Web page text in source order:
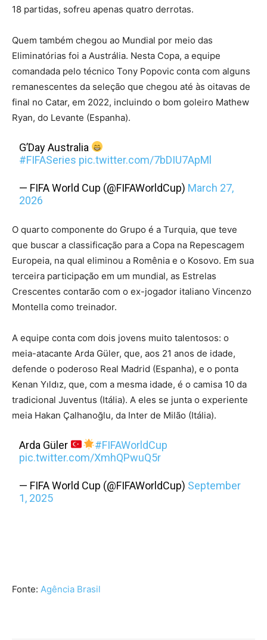
18 partidas, sofreu apenas quatro derrotas.
Quem também chegou ao Mundial por meio das
Eliminatórias foi a Austrália. Nesta Copa, a equipe
comandada pelo técnico Tony Popovic conta com alguns
remanescentes da seleção que chegou até às oitavas de
final no Catar, em 2022, incluindo o bom goleiro Mathew
Ryan, do Levante (Espanha).
G’Day Australia
#FIFASeries pic.twitter.com/7bDIU7ApMl
— FIFA World Cup (@FIFAWorldCup) March 27,
2026
O quarto componente do Grupo é a Turquia, que teve
que buscar a classificação para a Copa na Repescagem
Europeia, na qual eliminou a Romênia e o Kosovo. Em sua
terceira participação em um mundial, as Estrelas
Crescentes contarão com o ex-jogador italiano Vincenzo
Montella como treinador.
A equipe conta com dois jovens muito talentosos: o
meia-atacante Arda Güler, que, aos 21 anos de idade,
defende o poderoso Real Madrid (Espanha), e o ponta
Kenan Yıldız, que, com a mesma idade, é o camisa 10 da
tradicional Juventus (Itália). A eles se junta o experiente
meia Hakan Çalhanoğlu, da Inter de Milão (Itália).
Arda Güler
#FIFAWorldCup
pic.twitter.com/XmhQPwuQ5r
— FIFA World Cup (@FIFAWorldCup) September
1, 2025
Fonte: Agência Brasil